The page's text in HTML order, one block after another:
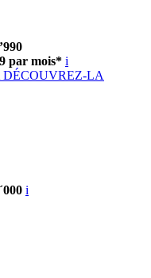
par mois* i
DÉCOUVREZ-LA
i